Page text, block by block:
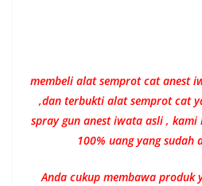
membeli alat semprot cat anest
,dan terbukti alat semprot cat
spray gun anest iwata asli , kami
100% uang yang sudah
Anda cukup membawa